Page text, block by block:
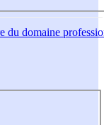
du domaine